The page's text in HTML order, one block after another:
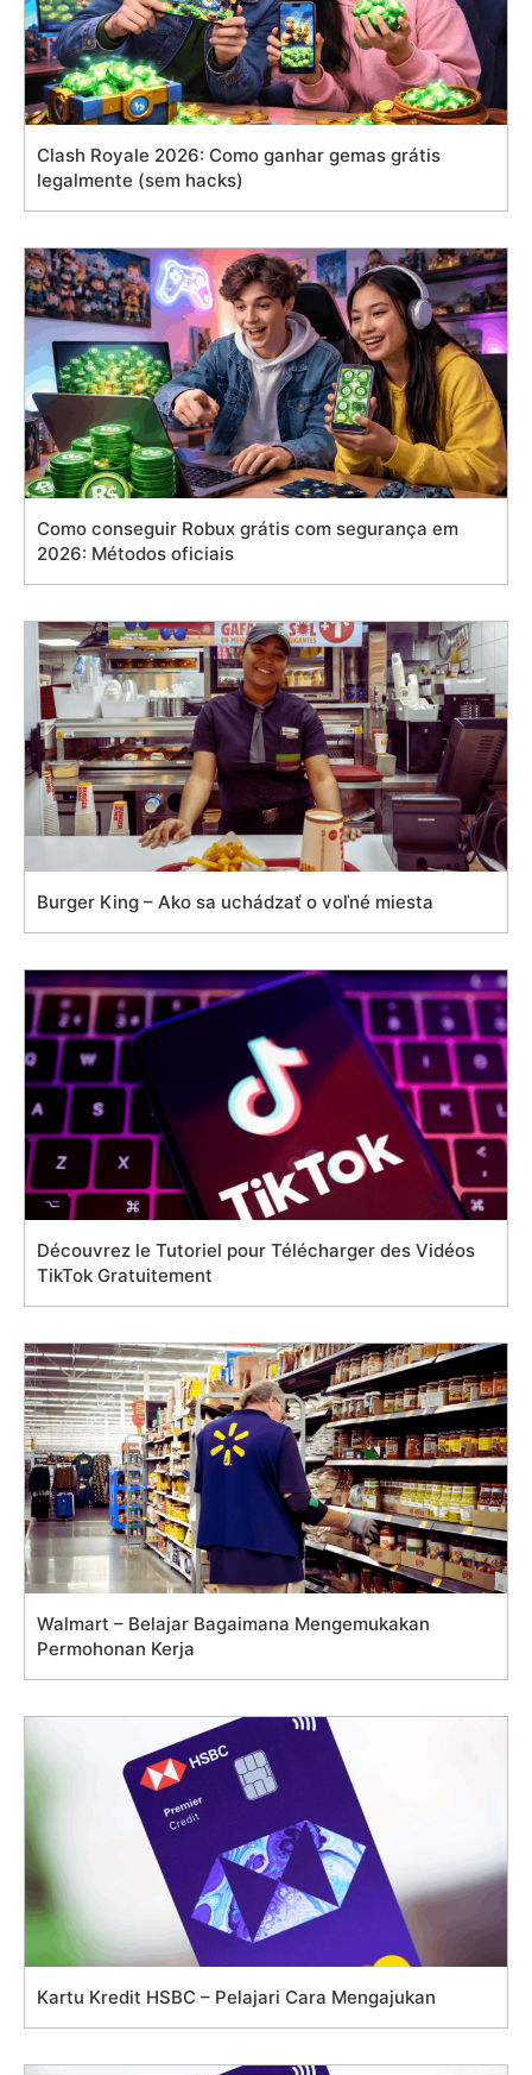
Clash Royale 2026: Como ganhar gemas grátis
legalmente (sem hacks)
Como conseguir Robux grátis com segurança em
2026: Métodos oficiais
Burger King – Ako sa uchádzať o voľné miesta
Découvrez le Tutoriel pour Télécharger des Vidéos
TikTok Gratuitement
Walmart – Belajar Bagaimana Mengemukakan
Permohonan Kerja
Kartu Kredit HSBC – Pelajari Cara Mengajukan